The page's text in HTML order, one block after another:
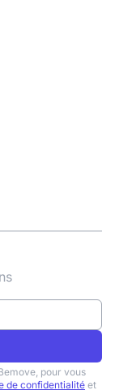
pour vous
de confidentialité et